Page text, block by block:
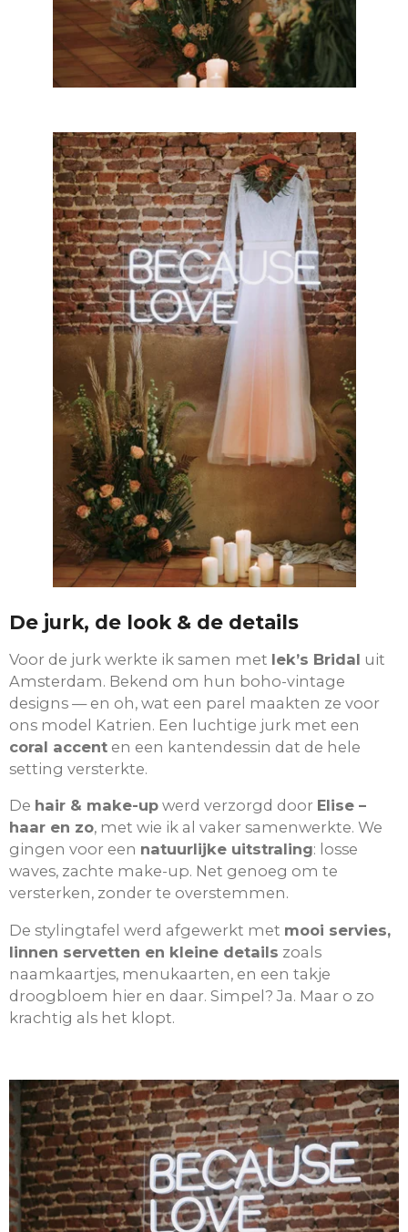
De jurk, de look & de details
Voor de jurk werkte ik samen met Iek’s Bridal uit
Amsterdam. Bekend om hun boho-vintage
designs — en oh, wat een parel maakten ze voor
ons model Katrien. Een luchtige jurk met een
coral accent en een kantendessin dat de hele
setting versterkte.
De hair & make-up werd verzorgd door Elise –
haar en zo, met wie ik al vaker samenwerkte. We
gingen voor een natuurlijke uitstraling: losse
waves, zachte make-up. Net genoeg om te
versterken, zonder te overstemmen.
De stylingtafel werd afgewerkt met mooi servies,
linnen servetten en kleine details zoals
naamkaartjes, menukaarten, en een takje
droogbloem hier en daar. Simpel? Ja. Maar o zo
krachtig als het klopt.